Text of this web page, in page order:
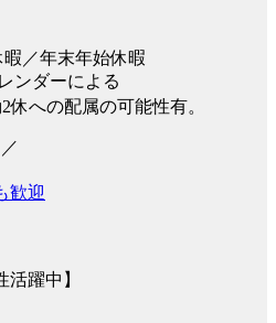
／年末年始休暇
ンダーによる
への配属の可能性有。
歓迎
活躍中】